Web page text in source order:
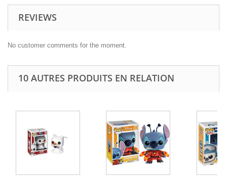
REVIEWS
No customer comments for the moment.
10 AUTRES PRODUITS EN RELATION